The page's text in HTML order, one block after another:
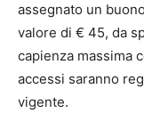
assegnato un
valore di € 45, da
capienza massima
accessi saranno
vigente.